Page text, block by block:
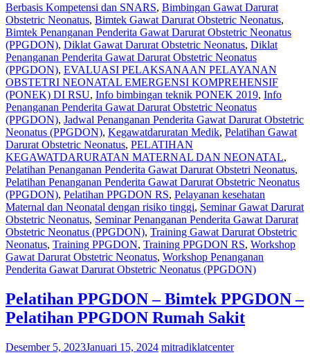
Berbasis Kompetensi dan SNARS‎, Bimbingan Gawat Darurat
Obstetric Neonatus, Bimtek Gawat Darurat Obstetric Neonatus,
Bimtek Penanganan Penderita Gawat Darurat Obstetric Neonatus
(PPGDON), Diklat Gawat Darurat Obstetric Neonatus, Diklat
Penanganan Penderita Gawat Darurat Obstetric Neonatus
(PPGDON), EVALUASI PELAKSANAAN PELAYANAN
OBSTETRI NEONATAL EMERGENSI KOMPREHENSIF
(PONEK) DI RSU, Info bimbingan teknik PONEK 2019, Info
Penanganan Penderita Gawat Darurat Obstetric Neonatus
(PPGDON), Jadwal Penanganan Penderita Gawat Darurat Obstetric
Neonatus (PPGDON), Kegawatdaruratan Medik, Pelatihan Gawat
Darurat Obstetric Neonatus, PELATIHAN
KEGAWATDARURATAN MATERNAL DAN NEONATAL,
Pelatihan Penanganan Penderita Gawat Darurat Obstetri Neonatus,
Pelatihan Penanganan Penderita Gawat Darurat Obstetric Neonatus
(PPGDON), Pelatihan PPGDON RS, Pelayanan kesehatan
Maternal dan Neonatal dengan risiko tinggi, Seminar Gawat Darurat
Obstetric Neonatus, Seminar Penanganan Penderita Gawat Darurat
Obstetric Neonatus (PPGDON), Training Gawat Darurat Obstetric
Neonatus, Training PPGDON, Training PPGDON RS, Workshop
Gawat Darurat Obstetric Neonatus, Workshop Penanganan
Penderita Gawat Darurat Obstetric Neonatus (PPGDON)
Pelatihan PPGDON – Bimtek PPGDON –
Pelatihan PPGDON Rumah Sakit
Desember 5, 2023Januari 15, 2024 mitradiklatcenter